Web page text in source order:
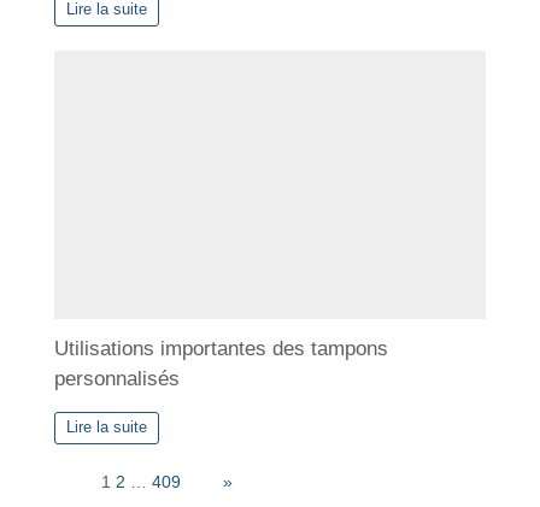
Lire la suite
Utilisations importantes des tampons
personnalisés
Lire la suite
1 2 409 »